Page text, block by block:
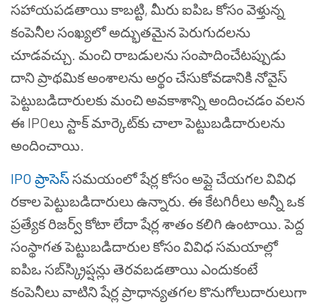
సహాయపడతాయి కాబట్టి, మీరు ఐపిఒ కోసం వెళ్తున్న
కంపెనీల సంఖ్యలో అద్భుతమైన పెరుగుదలను
చూడవచ్చు. మంచి రాబడులను సంపాదించేటప్పుడు
దాని ప్రాథమిక అంశాలను అర్థం చేసుకోవడానికి నోవైస్
పెట్టుబడిదారులకు మంచి అవకాశాన్ని అందించడం వలన
ఈ IPOలు స్టాక్ మార్కెట్‌కు చాలా పెట్టుబడిదారులను
అందించాయి.
IPO ప్రాసెస్సమయంలో షేర్ల కోసం అప్లై చేయగల వివిధ
రకాల పెట్టుబడిదారులు ఉన్నారు. ఈ కేటగిరీలు అన్నీ ఒక
ప్రత్యేక రిజర్వ్ కోటా లేదా షేర్ల శాతం కలిగి ఉంటాయి. పెద్ద
సంస్థాగత పెట్టుబడిదారుల కోసం వివిధ సమయాల్లో
ఐపిఒ సబ్‌స్క్రిప్షన్లు తెరవబడతాయి ఎందుకంటే
కంపెనీలు వాటిని షేర్ల ప్రాధాన్యతగల కొనుగోలుదారులుగా